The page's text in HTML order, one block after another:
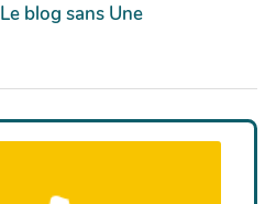
Le blog sans Une